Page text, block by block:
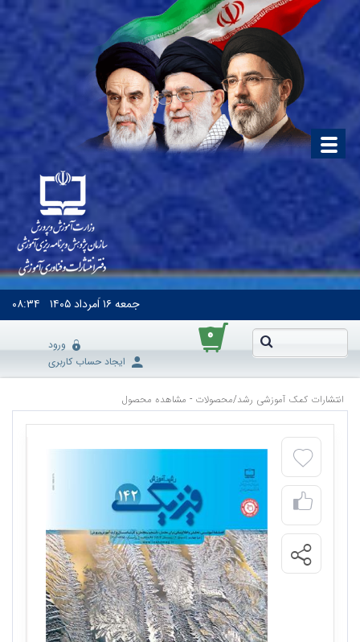
جمعه۱۶ اَمرداد ۱۴۰۵ ۰۸:۳۴
۰
ورود
ایجاد حساب کاربری
انتشارات کمک آموزشی رشد/محصولات - مشاهده محصول